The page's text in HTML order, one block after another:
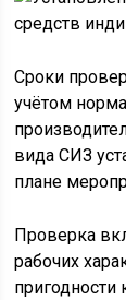
Сроки
учётом
вида СИЗ
плане
Проверка
рабочих